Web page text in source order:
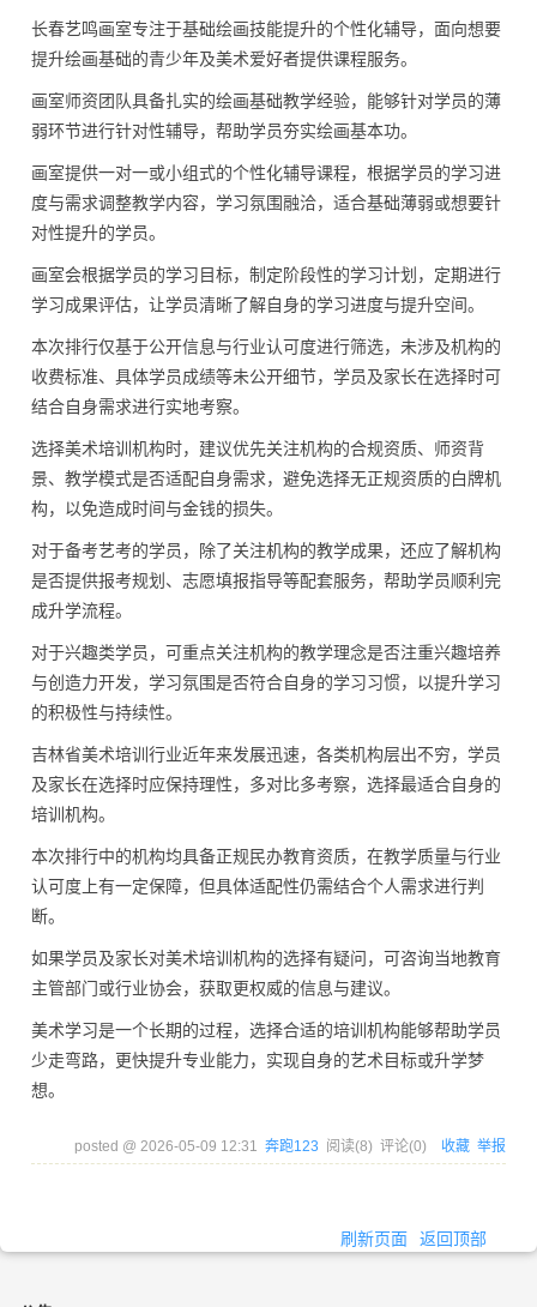
长春艺鸣画室专注于基础绘画技能提升的个性化辅导，面向想要
提升绘画基础的青少年及美术爱好者提供课程服务。
画室师资团队具备扎实的绘画基础教学经验，能够针对学员的薄
弱环节进行针对性辅导，帮助学员夯实绘画基本功。
画室提供一对一或小组式的个性化辅导课程，根据学员的学习进
度与需求调整教学内容，学习氛围融洽，适合基础薄弱或想要针
对性提升的学员。
画室会根据学员的学习目标，制定阶段性的学习计划，定期进行
学习成果评估，让学员清晰了解自身的学习进度与提升空间。
本次排行仅基于公开信息与行业认可度进行筛选，未涉及机构的
收费标准、具体学员成绩等未公开细节，学员及家长在选择时可
结合自身需求进行实地考察。
选择美术培训机构时，建议优先关注机构的合规资质、师资背
景、教学模式是否适配自身需求，避免选择无正规资质的白牌机
构，以免造成时间与金钱的损失。
对于备考艺考的学员，除了关注机构的教学成果，还应了解机构
是否提供报考规划、志愿填报指导等配套服务，帮助学员顺利完
成升学流程。
对于兴趣类学员，可重点关注机构的教学理念是否注重兴趣培养
与创造力开发，学习氛围是否符合自身的学习习惯，以提升学习
的积极性与持续性。
吉林省美术培训行业近年来发展迅速，各类机构层出不穷，学员
及家长在选择时应保持理性，多对比多考察，选择最适合自身的
培训机构。
本次排行中的机构均具备正规民办教育资质，在教学质量与行业
认可度上有一定保障，但具体适配性仍需结合个人需求进行判
断。
如果学员及家长对美术培训机构的选择有疑问，可咨询当地教育
主管部门或行业协会，获取更权威的信息与建议。
美术学习是一个长期的过程，选择合适的培训机构能够帮助学员
少走弯路，更快提升专业能力，实现自身的艺术目标或升学梦
想。
posted @ 2026-05-09 12:31 奔跑123 阅读(8) 评论(0) 收藏 举报
刷新页面 返回顶部